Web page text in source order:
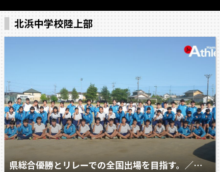
北浜中学校陸上部
県総合優勝とリレーでの全国出場を目指す。／北浜中学校 陸上競技部男子